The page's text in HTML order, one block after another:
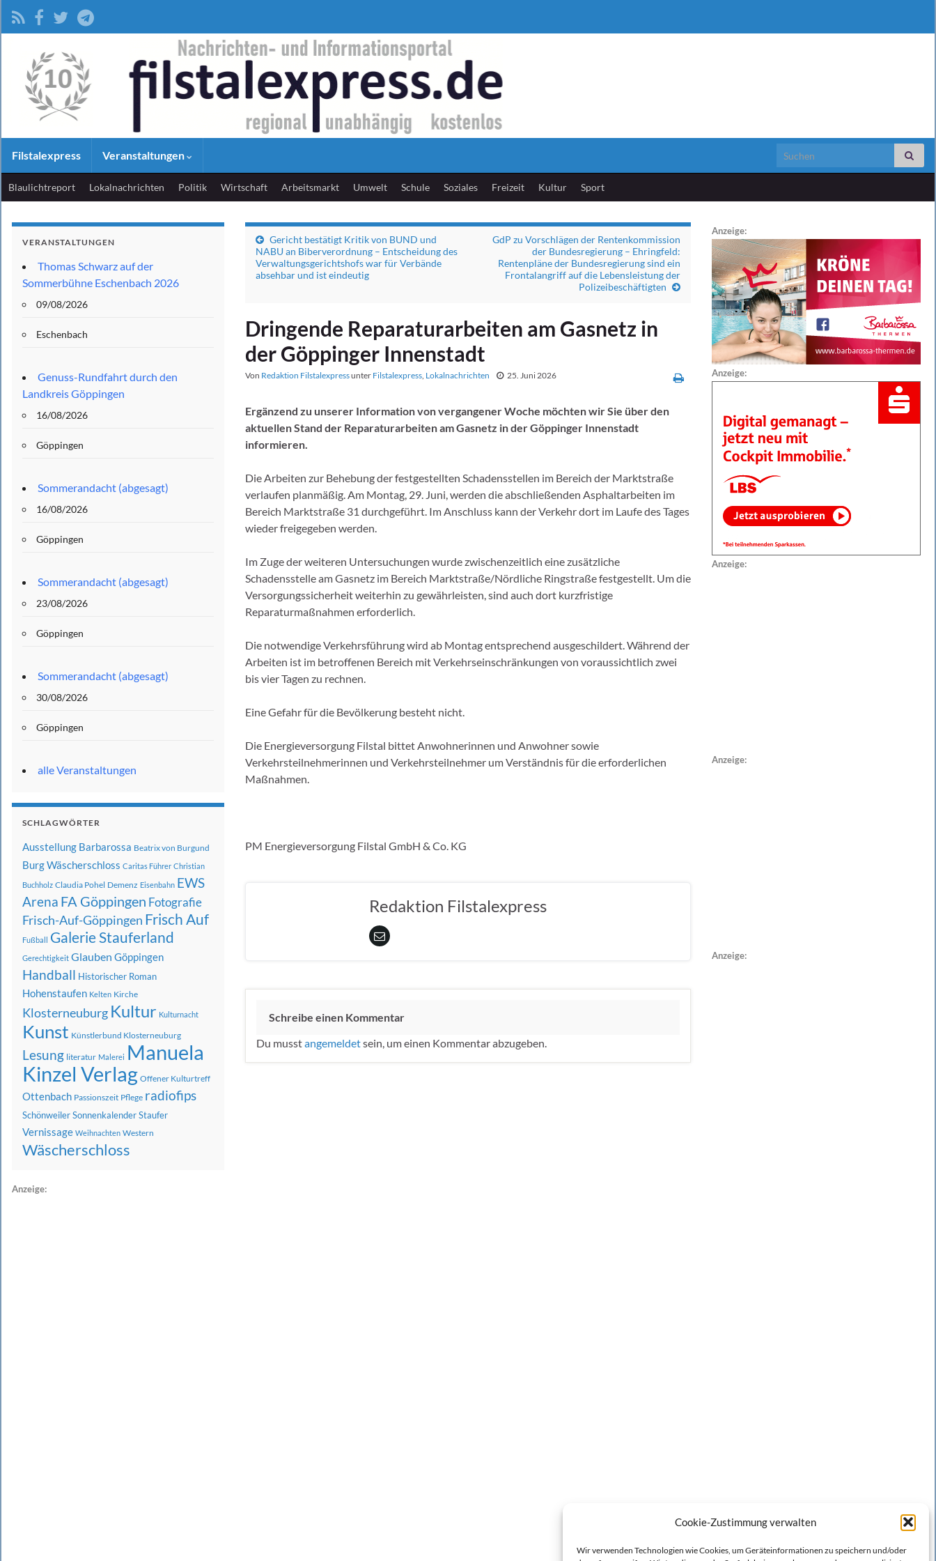
Cookie-Zustimmung verwalten
Wir verwenden Technologien wie Cookies, um Geräteinformationen zu speichern und/oder
Filstalexpress Veranstaltungen Search for:
Blaulichtreport Lokalnachrichten Politik Wirtschaft Arbeitsmarkt Umwelt Schule Soziales Freizeit Kultur Sport
Gericht bestätigt Kritik von BUND und
NABU an Biberverordnung – Entscheidung des
Verwaltungsgerichtshofs war für Verbände
absehbar und ist eindeutig
GdP zu Vorschlägen der Rentenkommission
der Bundesregierung – Ehringfeld:
Rentenpläne der Bundesregierung sind ein
Frontalangriff auf die Lebensleistung der
Polizeibeschäftigten
Dringende Reparaturarbeiten am Gasnetz in
der Göppinger Innenstadt
Von Redaktion Filstalexpressunter Filstalexpress, Lokalnachrichten 25. Juni 2026
Ergänzend zu unserer Information von vergangener Woche möchten wir Sie über den
aktuellen Stand der Reparaturarbeiten am Gasnetz in der Göppinger Innenstadt
informieren.
Die Arbeiten zur Behebung der festgestellten Schadensstellen im Bereich der Marktstraße
verlaufen planmäßig. Am Montag, 29. Juni, werden die abschließenden Asphaltarbeiten im
Bereich Marktstraße 31 durchgeführt. Im Anschluss kann der Verkehr dort im Laufe des Tages
wieder freigegeben werden.
Im Zuge der weiteren Untersuchungen wurde zwischenzeitlich eine zusätzliche
Schadensstelle am Gasnetz im Bereich Marktstraße/Nördliche Ringstraße festgestellt. Um die
Versorgungssicherheit weiterhin zu gewährleisten, sind auch dort kurzfristige
Reparaturmaßnahmen erforderlich.
Die notwendige Verkehrsführung wird ab Montag entsprechend ausgeschildert. Während der
Arbeiten ist im betroffenen Bereich mit Verkehrseinschränkungen von voraussichtlich zwei
bis vier Tagen zu rechnen.
Eine Gefahr für die Bevölkerung besteht nicht.
Die Energieversorgung Filstal bittet Anwohnerinnen und Anwohner sowie
Verkehrsteilnehmerinnen und Verkehrsteilnehmer um Verständnis für die erforderlichen
Maßnahmen.
PM Energieversorgung Filstal GmbH & Co. KG
Redaktion Filstalexpress
Schreibe einen Kommentar
Du musstangemeldetsein, um einen Kommentar abzugeben.
VERANSTALTUNGEN
Thomas Schwarz auf der
Sommerbühne Eschenbach 2026
09/08/2026
Eschenbach
Genuss-Rundfahrt durch den
Landkreis Göppingen
16/08/2026
Göppingen
Sommerandacht (abgesagt)
16/08/2026
Göppingen
Sommerandacht (abgesagt)
23/08/2026
Göppingen
Sommerandacht (abgesagt)
30/08/2026
Göppingen
alle Veranstaltungen
SCHLAGWÖRTER
Ausstellung Barbarossa Beatrix von Burgund
Burg Wäscherschloss Caritas Führer Christian
Buchholz Claudia Pohel Demenz Eisenbahn EWS
Arena FA Göppingen Fotografie
Frisch-Auf-Göppingen Frisch Auf
Fußball Galerie Stauferland
Gerechtigkeit Glauben Göppingen
Handball Historischer Roman
Hohenstaufen Kelten Kirche
Klosterneuburg Kultur Kulturnacht
Kunst Künstlerbund Klosterneuburg
Lesung literatur Malerei Manuela
Kinzel Verlag Offener Kulturtreff
Ottenbach Passionszeit Pflege radiofips
SchönweilerSonnenkalenderStaufer
Vernissage Weihnachten Western
Wäscherschloss
Anzeige:
Anzeige:
Anzeige:
Anzeige:
Anzeige:
Anzeige: